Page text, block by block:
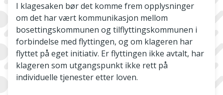
I klagesaken bør det komme frem opplysninger
om det har vært kommunikasjon mellom
bosettingskommunen og tilflyttingskommunen i
forbindelse med flyttingen, og om klageren har
flyttet på eget initiativ. Er flyttingen ikke avtalt, har
klageren som utgangspunkt ikke rett på
individuelle tjenester etter loven.